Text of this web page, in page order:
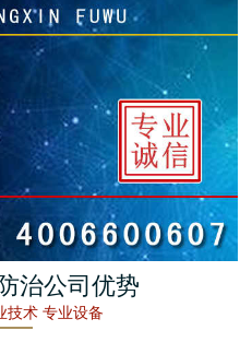
治公司优势
技术 专业设备